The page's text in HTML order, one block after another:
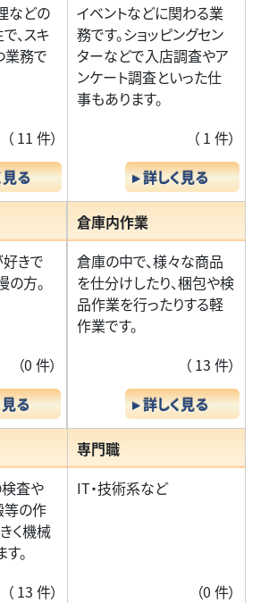
などの
、スキ
業務で
（ 11 件）
見る
イベントなどに関わる業
務です。ショッピングセン
ターなどで入店調査やア
ンケート調査といった仕
事もあります。
（ 1 件）
▸ 詳しく見る
きで
方。
（0 件）
る
倉庫内作業
倉庫の中で、様々な商品
を仕分けしたり、梱包や検
品作業を行ったりする軽
作業です。
（ 13 件）
▸ 詳しく見る
査や
等の作
く機械
。
（ 13 件）
専門職
IT・技術系など
（0 件）